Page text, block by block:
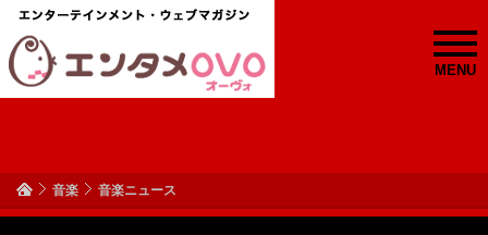
MENU
音楽 音楽ニュース